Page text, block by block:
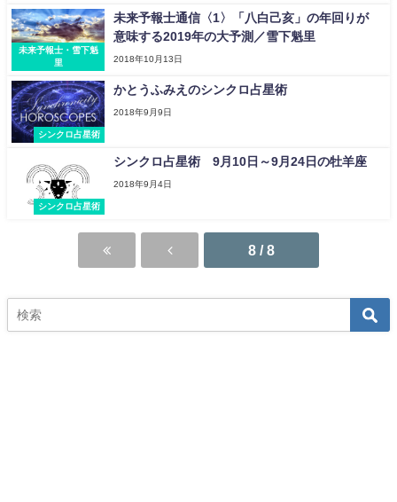
未来予報士・雪下魁
里
未来予報士通信〈1〉「八白己亥」の年回りが
意味する2019年の大予測／雪下魁里
2018年10月13日
シンクロ占星術
かとうふみえのシンクロ占星術
2018年9月9日
シンクロ占星術
シンクロ占星術 9月10日～9月24日の牡羊座
2018年9月4日
8 / 8